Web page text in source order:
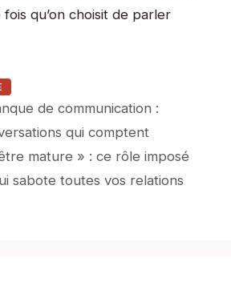
qu’on choisit de parler
de communication :
qui comptent
mature » : ce rôle imposé
sabote toutes vos relations